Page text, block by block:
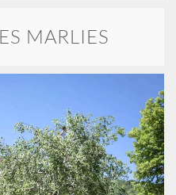
MARLIES